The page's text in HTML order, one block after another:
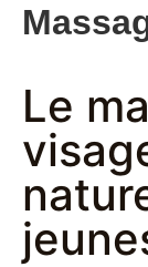
Le